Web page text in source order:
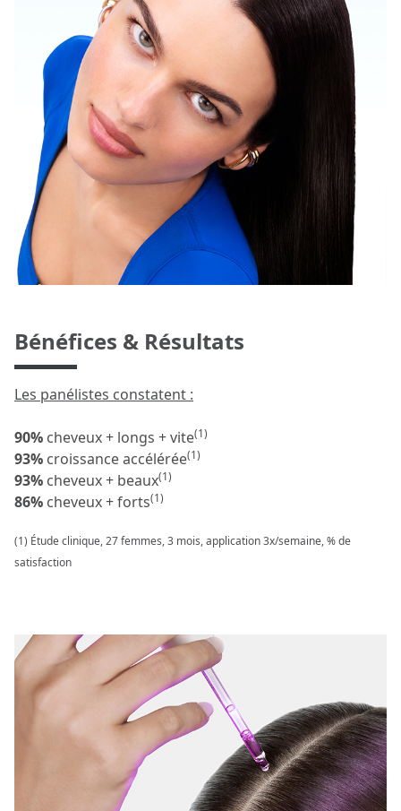
Bénéfices & Résultats
Les panélistes constatent :
90% cheveux + longs + vite(1)
93% croissance accélérée(1)
93% cheveux + beaux(1)
86% cheveux + forts(1)
(1) Étude clinique, 27 femmes, 3 mois, application 3x/semaine, % de
satisfaction